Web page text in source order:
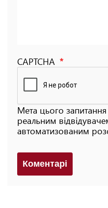
CAPTCHA
Мета цього
реальним
автоматизованим
Коментарi